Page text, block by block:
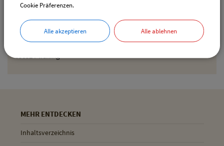
Gemeinde Pliening
Geltinger Str. 18
85652 Pliening
MEHR ENTDECKEN
Inhaltsverzeichnis
Cookie Präferenzen.
Alle akzeptieren Alle ablehnen